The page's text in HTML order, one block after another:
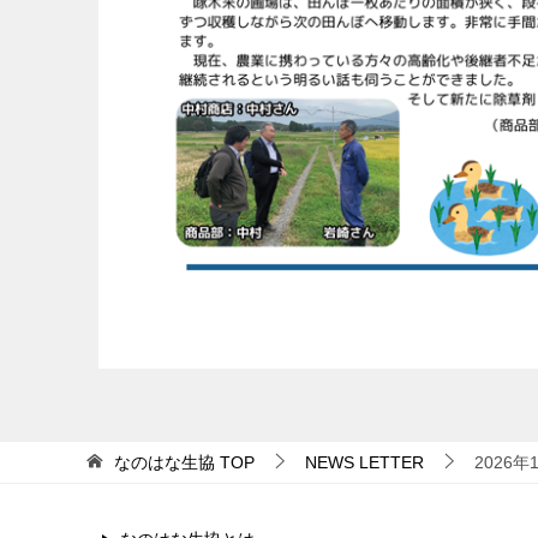
なのはな生協 TOP NEWS LETTER 2026年